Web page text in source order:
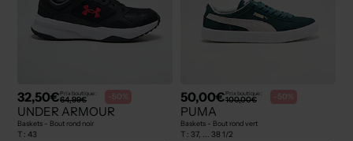
32,50€Prix boutique :
64,99€ -50%
UNDER ARMOUR
Baskets - Bout rond noir
T : 43
50,00€Prix boutique :
100,00€ -50%
PUMA
Baskets - Bout rond vert
T : 37, ... 38 1/2